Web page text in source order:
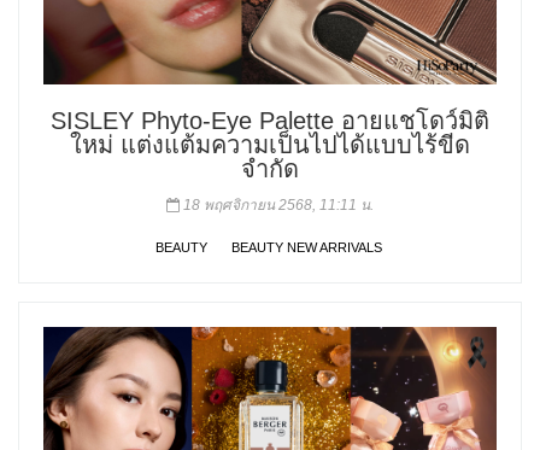
SISLEY Phyto-Eye Palette อายแชโดว์มิติ
ใหม่ แต่งแต้มความเป็นไปได้แบบไร้ขีด
จำกัด
18 พฤศจิกายน 2568, 11:11 น.
BEAUTY BEAUTY NEW ARRIVALS